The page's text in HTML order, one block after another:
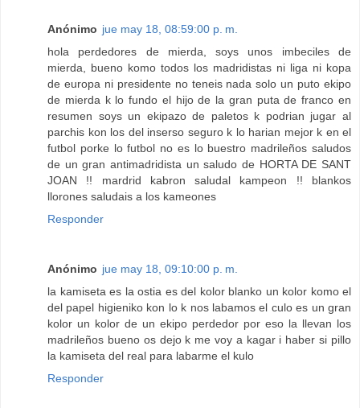
Anónimo jue may 18, 08:59:00 p. m.
hola perdedores de mierda, soys unos imbeciles de
mierda, bueno komo todos los madridistas ni liga ni kopa
de europa ni presidente no teneis nada solo un puto ekipo
de mierda k lo fundo el hijo de la gran puta de franco en
resumen soys un ekipazo de paletos k podrian jugar al
parchis kon los del inserso seguro k lo harian mejor k en el
futbol porke lo futbol no es lo buestro madrileños saludos
de un gran antimadridista un saludo de HORTA DE SANT
JOAN !! mardrid kabron saludal kampeon !! blankos
llorones saludais a los kameones
Responder
Anónimo jue may 18, 09:10:00 p. m.
la kamiseta es la ostia es del kolor blanko un kolor komo el
del papel higieniko kon lo k nos labamos el culo es un gran
kolor un kolor de un ekipo perdedor por eso la llevan los
madrileños bueno os dejo k me voy a kagar i haber si pillo
la kamiseta del real para labarme el kulo
Responder